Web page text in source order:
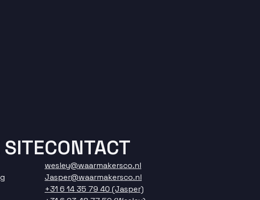
CONTACT
wesley@waarmakersco.nl
Jasper@waarmakersco.nl
+31 6 14 35 79 40 (Jasper)